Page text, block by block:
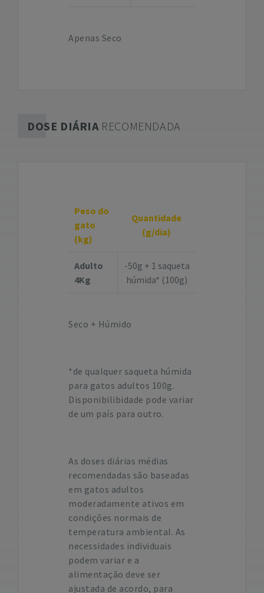
Apenas Seco
DOSE DIÁRIARECOMENDADA
Peso do
gato
(kg)
Quantidade
(g/dia)
Adulto
4Kg
-50g + 1 saqueta
húmida* (100g)
Seco + Húmido
*de qualquer saqueta húmida
para gatos adultos 100g.
Disponibilibidade pode variar
de um país para outro.
As doses diárias médias
recomendadas são baseadas
em gatos adultos
moderadamente ativos em
condições normais de
temperatura ambiental. As
necessidades individuais
podem variar e a
alimentação deve ser
ajustada de acordo, para